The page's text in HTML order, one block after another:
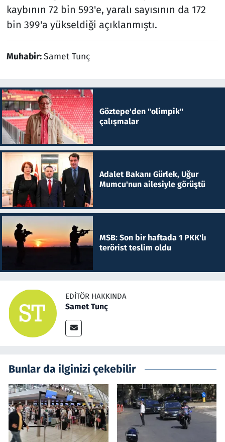
kaybının 72 bin 593'e, yaralı sayısının da 172
bin 399'a yükseldiği açıklanmıştı.
Muhabir:Samet Tunç
Göztepe'den "olimpik"
çalışmalar
Adalet Bakanı Gürlek, Uğur
Mumcu'nun ailesiyle görüştü
MSB: Son bir haftada 1 PKK'lı
terörist teslim oldu
EDITÖR HAKKINDA
Samet Tunç
Bunlar da ilginizi çekebilir